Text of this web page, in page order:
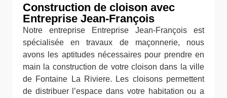
Construction de cloison avec
Entreprise Jean-François
Notre entreprise Entreprise Jean-François est
spécialisée en travaux de maçonnerie, nous
avons les aptitudes nécessaires pour prendre en
main la construction de votre cloison dans la ville
de Fontaine La Riviere. Les cloisons permettent
de distribuer l’espace dans votre habitation ou a